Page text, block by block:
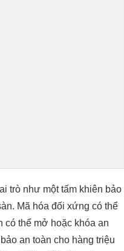
trò như một tấm khiên bảo
Mã hóa đối xứng có thể
có thể mở hoặc khóa an
an toàn cho hàng triệu